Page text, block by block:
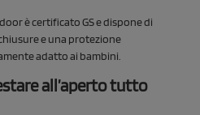
è certificato GS e dispone di
e una protezione
adatto ai bambini.
all’aperto tutto